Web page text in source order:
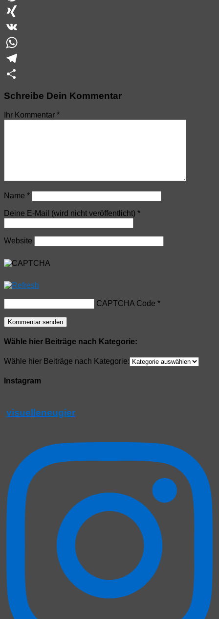
Pinterest
XING
VK
WhatsApp
Telegram
Schreibe Dein Kommentar
Ihr Kommentar *
Name *
Deine E-Mail (wird nicht veröffentlicht) *
Website
CAPTCHA Code *
Wähle hier Beiträge nach Kategorie:
Wähle hier Beiträge nach Kategorie:
Instagram
visuelleneugier